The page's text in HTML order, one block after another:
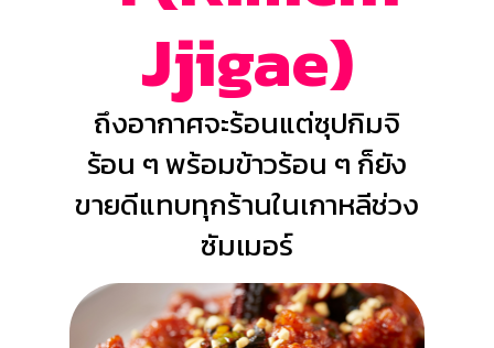
Jjigae)
ถึงอากาศจะร้อนแต่ซุปกิมจิ
ร้อน ๆ พร้อมข้าวร้อน ๆ ก็ยัง
ขายดีแทบทุกร้านในเกาหลีช่วง
ซัมเมอร์